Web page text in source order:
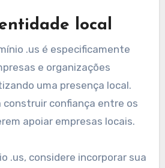
local
.us é especificamente
e organizações
uma presença local.
construir confiança entre os
apoiar empresas locais.
.us, considere incorporar sua